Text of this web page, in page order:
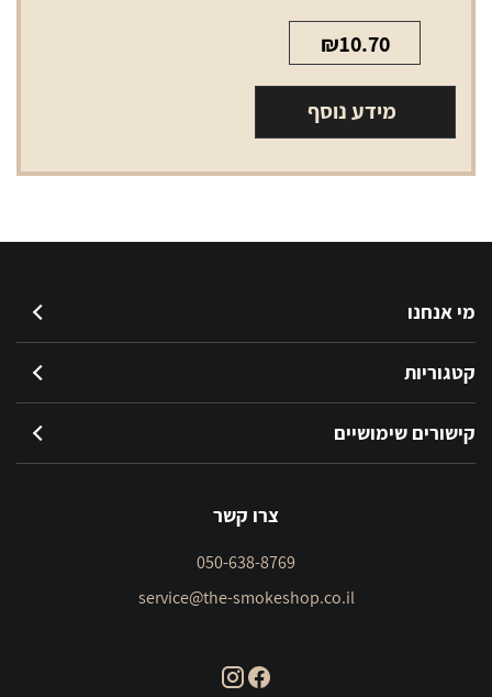
₪10.70
מידע נוסף
מי אנחנו
קטגוריות
קישורים שימושיים
צרו קשר
050-638-8769
service@the-smokeshop.co.il